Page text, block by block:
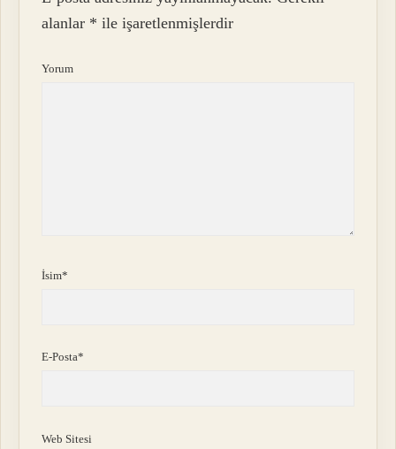
alanlar * ile işaretlenmişlerdir
Yorum
İsim*
E-Posta*
Web Sitesi